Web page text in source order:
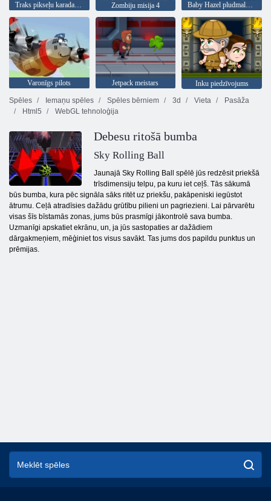
Traks pikseļu karadarbība Zombiju misija 4 Baby Hazel pludmales ballīte
Varonīgs pilots Jetpack meistars
Inku piedzīvojums
Spēles
Iemaņu spēles Spēles bērniem 3d Vieta
Pasāža
Html5
WebGL tehnoloģija
Debesu ritošā bumba
Sky Rolling Ball
Jaunajā Sky Rolling Ball spēlē jūs redzēsit priekšā
trīsdimensiju telpu, pa kuru iet ceļš. Tās sākumā
būs bumba, kura pēc signāla sāks ritēt uz priekšu, pakāpeniski iegūstot
ātrumu. Ceļā atradīsies dažādu grūtību pilieni un pagriezieni. Lai pārvarētu
visas šīs bīstamās zonas, jums būs prasmīgi jākontrolē sava bumba.
Uzmanīgi apskatiet ekrānu, un, ja jūs sastopaties ar dažādiem
dārgakmeņiem, mēģiniet tos visus savākt. Tas jums dos papildu punktus un
prēmijas.